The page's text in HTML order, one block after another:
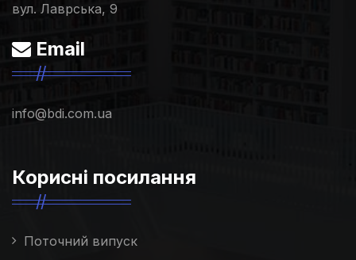
вул. Лаврська, 9
Email
info@bdi.com.ua
Корисні посилання
Поточний випуск